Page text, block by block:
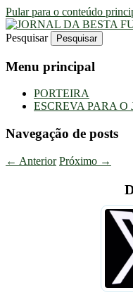
Pular para o conteúdo
JORNAL DA
Uma Gazeta
Pesquisar
Menu principal
PORTEIRA
ESCREVA PARA O
Navegação de posts
← Anterior Próximo →